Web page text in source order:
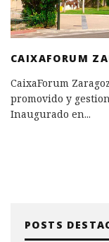
CAIXAFORUM
CaixaForum
promovido y
Inaugurado en...
POSTS